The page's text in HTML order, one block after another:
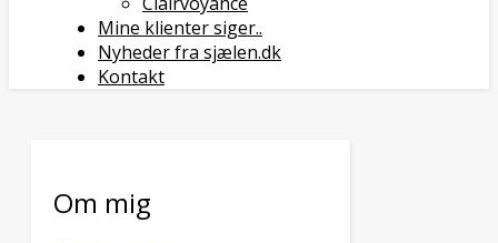
Mine klienter siger..
Nyheder fra sjælen.dk
Kontakt
Om mig